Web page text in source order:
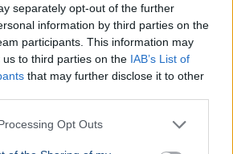
separately opt-out of the further
information by third parties on the
participants. This information may
to third parties on the IAB’s List of
that may further disclose it to other
Opt Outs